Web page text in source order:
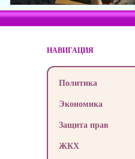
НАВИГАЦИЯ
Политика
Экономика
Защита прав
ЖКХ